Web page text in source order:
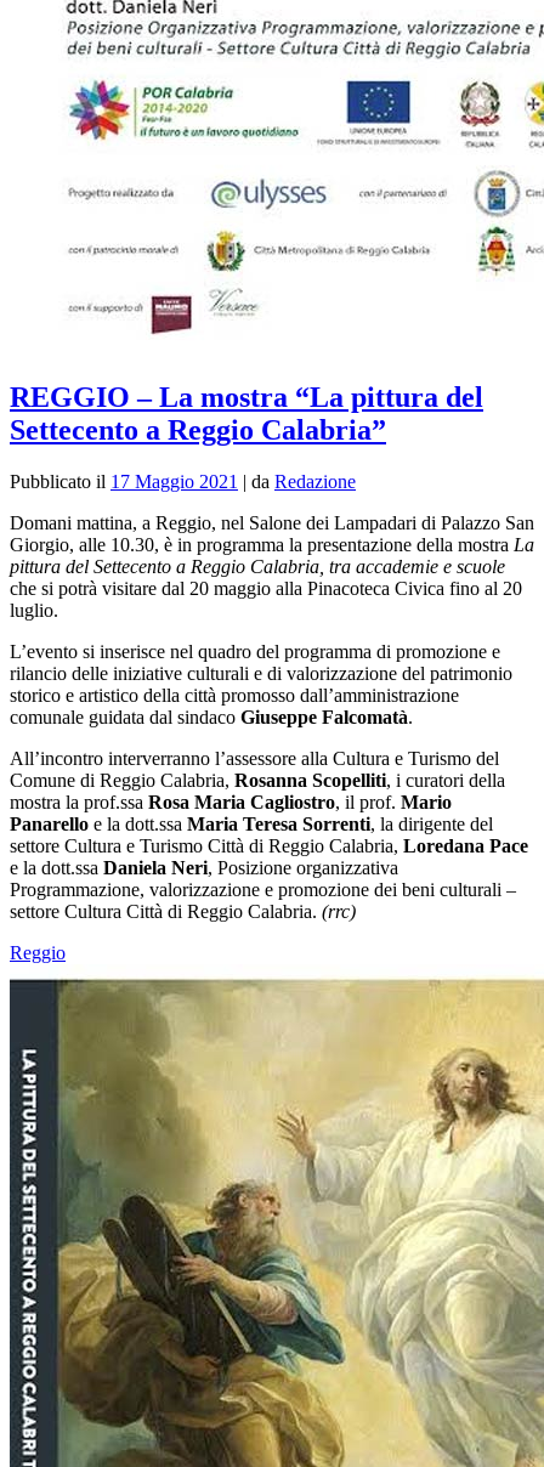
REGGIO – La mostra “La pittura del
Settecento a Reggio Calabria”
Pubblicato il 17 Maggio 2021 | da Redazione
Domani mattina, a Reggio, nel Salone dei Lampadari di Palazzo San
Giorgio, alle 10.30, è in programma la presentazione della mostra La
pittura del Settecento a Reggio Calabria, tra accademie e scuole
che si potrà visitare dal 20 maggio alla Pinacoteca Civica fino al 20
luglio.
L’evento si inserisce nel quadro del programma di promozione e
rilancio delle iniziative culturali e di valorizzazione del patrimonio
storico e artistico della città promosso dall’amministrazione
comunale guidata dal sindaco Giuseppe Falcomatà.
All’incontro interverranno l’assessore alla Cultura e Turismo del
Comune di Reggio Calabria, Rosanna Scopelliti, i curatori della
mostra la prof.ssa Rosa Maria Cagliostro, il prof. Mario
Panarello e la dott.ssa Maria Teresa Sorrenti, la dirigente del
settore Cultura e Turismo Città di Reggio Calabria, Loredana Pace
e la dott.ssa Daniela Neri, Posizione organizzativa
Programmazione, valorizzazione e promozione dei beni culturali –
settore Cultura Città di Reggio Calabria. (rrc)
Reggio